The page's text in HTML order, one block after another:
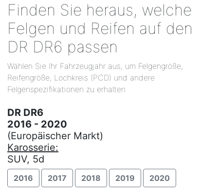
Finden Sie heraus, welche
Felgen und Reifen auf den
DR DR6 passen
Wählen Sie Ihr Fahrzeugjahr aus, um Felgengröße,
Reifengröße, Lochkreis (PCD) und andere
Felgenspezifikationen zu erhalten
DR DR6
2016 - 2020
(Europäischer Markt)
Karosserie:
SUV, 5d
2016 2017 2018 2019 2020